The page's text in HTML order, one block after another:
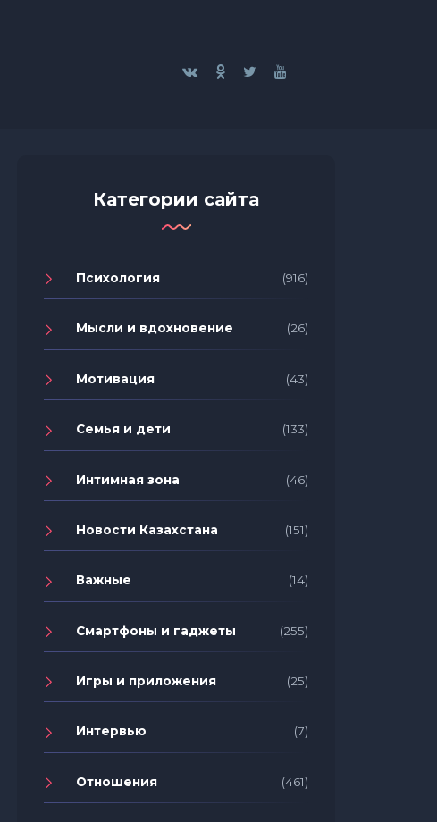
Категории сайта
Психология (916)
Мысли и вдохновение (26)
Мотивация (43)
Семья и дети (133)
Интимная зона (46)
Новости Казахстана (151)
Важные (14)
Смартфоны и гаджеты (255)
Игры и приложения (25)
Интервью (7)
Отношения (461)